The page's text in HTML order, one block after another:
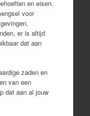
en eisen.
voor
er is altijd
dat aan
zaden en
van een
dat aan al jouw